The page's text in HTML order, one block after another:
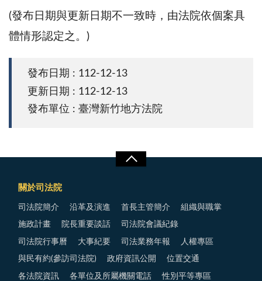
(發布日期與更新日期不一致時，由法院依個案具
體情形認定之。)
發布日期 : 112-12-13
更新日期 : 112-12-13
發布單位 : 臺灣新竹地方法院
關於司法院
司法院簡介 沿革及演進 首長主管簡介 組織與職掌
施政計畫 院長重要談話 司法院會議紀錄
司法院行事曆 大事紀要 司法業務年報 人權專區
與民有約(參訪司法院) 政府資訊公開 位置交通
各法院資訊 各單位及所屬機關電話 性別平等專區